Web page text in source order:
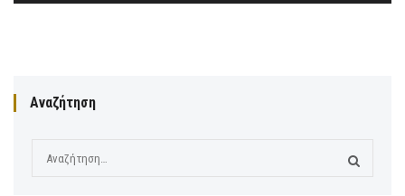
Αναζήτηση